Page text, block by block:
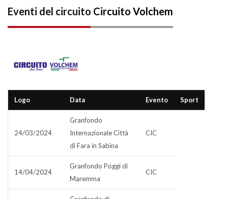
Eventi del circuito Circuito Volchem
Logo Data Evento Sport
24/03/2024
Granfondo
Internazionale Città
di Fara in Sabina
CIC
14/04/2024
Granfondo Poggi di
Maremma
CIC